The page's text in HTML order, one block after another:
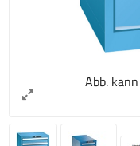
Abb.